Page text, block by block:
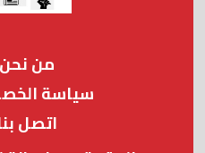
من نحن
سياسة
اتصل